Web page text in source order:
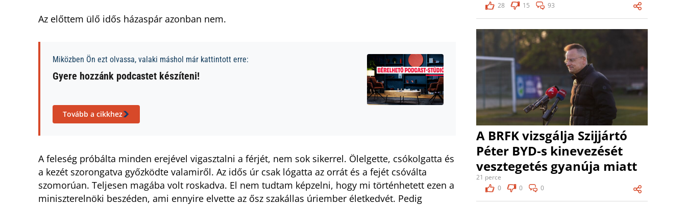
Az előttem ülő idős házaspár azonban nem.
Miközben Ön ezt olvassa, valaki máshol már kattintott erre:
Gyere hozzánk podcastet készíteni!
Tovább a cikkhez
A feleség próbálta minden erejével vigasztalni a férjét, nem sok sikerrel. Ölelgette, csókolgatta és
a kezét szorongatva győzködte valamiről. Az idős úr csak lógatta az orrát és a fejét csóválta
szomorúan. Teljesen magába volt roskadva. El nem tudtam képzelni, hogy mi történhetett ezen a
miniszterelnöki beszéden, ami ennyire elvette az ősz szakállas úriember életkedvét. Pedig
28
15 93
A BRFK vizsgálja Szijjártó
Péter BYD-s kinevezését
vesztegetés gyanúja miatt
21 perce
0
0 0